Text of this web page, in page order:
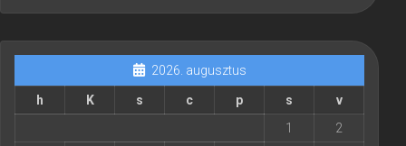
2026. augusztus
h K s c p s
v
1
2